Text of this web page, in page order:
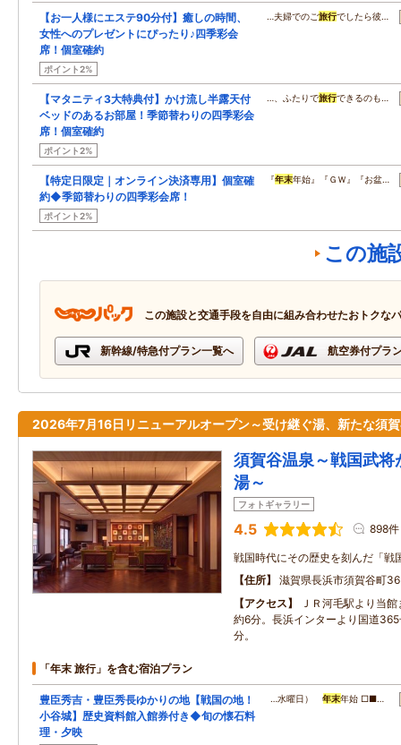
【お一人様にエステ90分付】癒しの時間、
女性へのプレゼントにぴったり♪四季彩会
席！個室確約
ポイント2%
…夫婦でのご旅行でしたら彼…
【マタニティ3大特典付】かけ流し半露天付
ベッドのあるお部屋！季節替わりの四季彩会
席！個室確約
ポイント2%
…、ふたりで旅行できるのも…
【特定日限定｜オンライン決済専用】個室確
約◆季節替わりの四季彩会席！
ポイント2%
『年末年始』『ＧＷ』『お盆…
この施
この施設と交通手段を自由に組み合わせたおトクな
新幹線/特急付プラン一覧へ 航空券付プラ
2026年7月16日リニューアルオープン～受け継ぐ湯、新たな須
須賀谷温泉～戦国武将
湯～
フォトギャラリー
4.5 898件
戦国時代にその歴史を刻んだ「戦
住所
滋賀県長浜市須賀谷町36
アクセス
ＪＲ河毛駅より当
約6分。長浜インターより国道
分。
「年末 旅行」を含む宿泊プラン
豊臣秀吉・豊臣秀長ゆかりの地【戦国の地！
小谷城】歴史資料館入館券付き◆旬の懐石料
理・夕映
…水曜日）年末年始 □■…